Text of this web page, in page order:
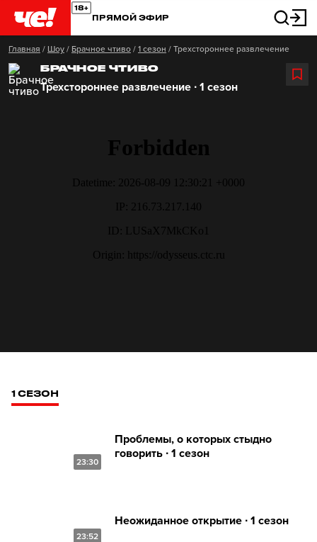
ПРЯМОЙ ЭФИР
Главная / Шоу / Брачное чтиво / 1 сезон / Трехстороннее развлечение
БРАЧНОЕ ЧТИВО
Трехстороннее развлечение ∙ 1 сезон
1 СЕЗОН
23:30
Проблемы, о которых стыдно
говорить ∙ 1 сезон
23:52
Неожиданное открытие ∙ 1 сезон